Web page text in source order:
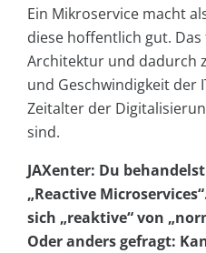
Ein Mikroservice macht
diese hoffentlich gut.
Architektur und dadurch
und Geschwindigkeit der
Zeitalter der
sind.
JAXenter: Du
„Reactive
sich „reaktive“ von
Oder anders gefragt: